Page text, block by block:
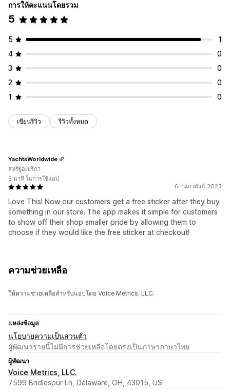
การให้คะแนนโดยรวม
5
5
1
4
0
3
0
2
0
1
0
เขียนรีวิว รีวิวทั้งหมด
6 กุมภาพันธ์ 2023
Love This! Now our customers get a free sticker after they buy
something in our store. The app makes it simple for customers
to show off their shop smaller pride by allowing them to
choose if they would like the free sticker at checkout!
YachtsWorldwide
สหรัฐอเมริกา
5 นาที ในการใช้แอป
ความช่วยเหลือ
ให้ความช่วยเหลือสำหรับแอปโดย Voice Metrics, LLC.
แหล่งข้อมูล
นโยบายความเป็นส่วนตัว
ผู้พัฒนารายนี้ไม่มีการช่วยเหลือโดยตรงเป็นภาษาภาษาไทย
ผู้พัฒนา
Voice Metrics, LLC.
7599 Bridlespur Ln, Delaware, OH, 43015, US